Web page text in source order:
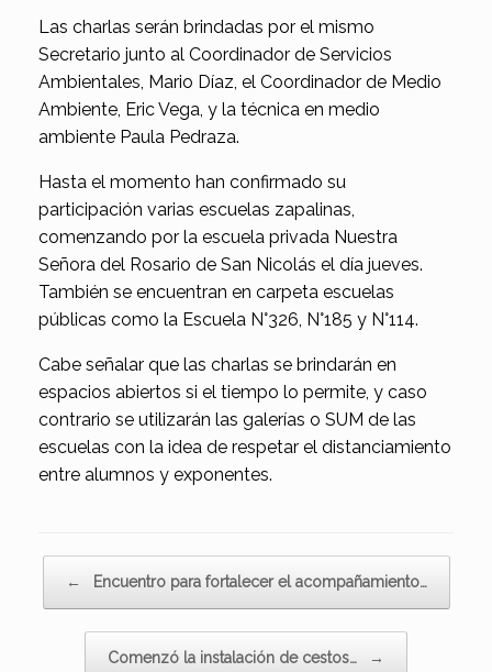
Las charlas serán brindadas por el mismo
Secretario junto al Coordinador de Servicios
Ambientales, Mario Díaz, el Coordinador de Medio
Ambiente, Eric Vega, y la técnica en medio
ambiente Paula Pedraza.
Hasta el momento han confirmado su
participación varias escuelas zapalinas,
comenzando por la escuela privada Nuestra
Señora del Rosario de San Nicolás el día jueves.
También se encuentran en carpeta escuelas
públicas como la Escuela N°326, N°185 y N°114.
Cabe señalar que las charlas se brindarán en
espacios abiertos si el tiempo lo permite, y caso
contrario se utilizarán las galerías o SUM de las
escuelas con la idea de respetar el distanciamiento
entre alumnos y exponentes.
← Encuentro para fortalecer el acompañamiento…
Comenzó la instalación de cestos… →